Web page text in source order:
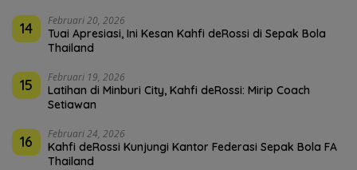
14 Februari 20, 2026
Tuai Apresiasi, Ini Kesan Kahfi deRossi di Sepak Bola
Thailand
15 Februari 19, 2026
Latihan di Minburi City, Kahfi deRossi: Mirip Coach
Setiawan
16 Februari 24, 2026
Kahfi deRossi Kunjungi Kantor Federasi Sepak Bola FA
Thailand